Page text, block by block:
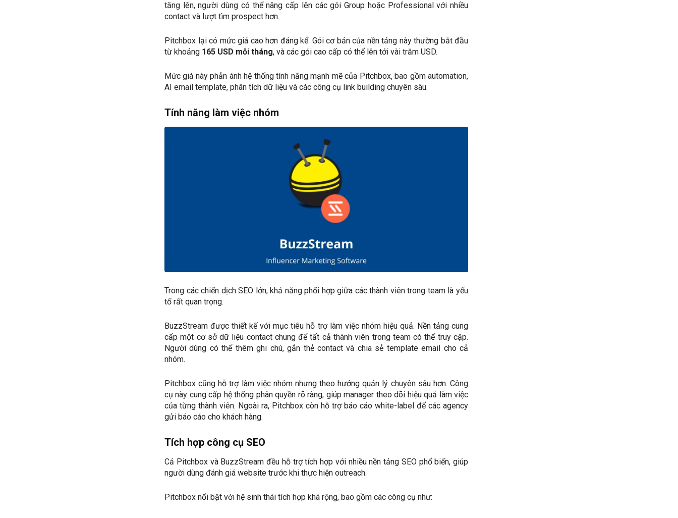
tăng lên, người dùng có thể nâng cấp lên các gói Group hoặc Professional với nhiều
contact và lượt tìm prospect hơn.
Pitchbox lại có mức giá cao hơn đáng kể. Gói cơ bản của nền tảng này thường bắt đầu
từ khoảng 165 USD mỗi tháng, và các gói cao cấp có thể lên tới vài trăm USD.
Mức giá này phản ánh hệ thống tính năng mạnh mẽ của Pitchbox, bao gồm automation,
AI email template, phân tích dữ liệu và các công cụ link building chuyên sâu.
Tính năng làm việc nhóm
Trong các chiến dịch SEO lớn, khả năng phối hợp giữa các thành viên trong team là yếu
tố rất quan trọng.
BuzzStream được thiết kế với mục tiêu hỗ trợ làm việc nhóm hiệu quả. Nền tảng cung
cấp một cơ sở dữ liệu contact chung để tất cả thành viên trong team có thể truy cập.
Người dùng có thể thêm ghi chú, gắn thẻ contact và chia sẻ template email cho cả
nhóm.
Pitchbox cũng hỗ trợ làm việc nhóm nhưng theo hướng quản lý chuyên sâu hơn. Công
cụ này cung cấp hệ thống phân quyền rõ ràng, giúp manager theo dõi hiệu quả làm việc
của từng thành viên. Ngoài ra, Pitchbox còn hỗ trợ báo cáo white-label để các agency
gửi báo cáo cho khách hàng.
Tích hợp công cụ SEO
Cả Pitchbox và BuzzStream đều hỗ trợ tích hợp với nhiều nền tảng SEO phổ biến, giúp
người dùng đánh giá website trước khi thực hiện outreach.
Pitchbox nổi bật với hệ sinh thái tích hợp khá rộng, bao gồm các công cụ như: